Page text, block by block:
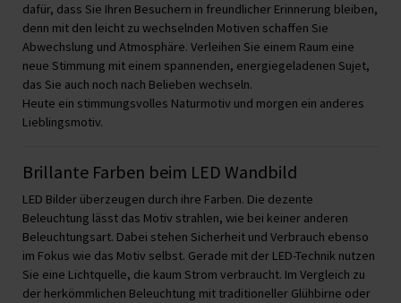
dafür, dass Sie Ihren Besuchern in freundlicher Erinnerung bleiben,
denn mit den leicht zu wechselnden Motiven schaffen Sie
Abwechslung und Atmosphäre. Verleihen Sie einem Raum eine
neue Stimmung mit einem spannenden, energiegeladenen Sujet,
das Sie auch noch nach Belieben wechseln.
Heute ein stimmungsvolles Naturmotiv und morgen ein anderes
Lieblingsmotiv.
Brillante Farben beim LED Wandbild
LED Bilder überzeugen durch ihre Farben. Die dezente
Beleuchtung lässt das Motiv strahlen, wie bei keiner anderen
Beleuchtungsart. Dabei stehen Sicherheit und Verbrauch ebenso
im Fokus wie das Motiv selbst. Gerade mit der LED-Technik nutzen
Sie eine Lichtquelle, die kaum Strom verbraucht. Im Vergleich zu
der herkömmlichen Beleuchtung mit traditioneller Glühbirne oder